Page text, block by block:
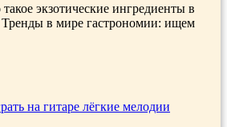
экзотические ингредиенты в
в мире гастрономии: ищем
на гитаре лёгкие мелодии